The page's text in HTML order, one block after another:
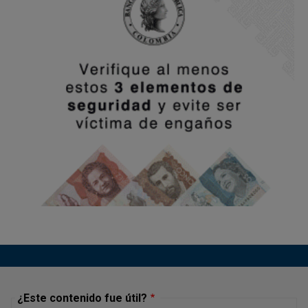
El marco de gobierno, la arquitectura de control y
administración de riesgos del Banco de la República se
participación i) una línea estratégica conformada por la
Junta Directiva, el Consejo de Administración, el Comité
de Auditoría, el Comité de Riesgos, el Comité Institucional
de Coordinación de Control Interno y la Alta Gerencia, ii) la
negocio y líderes de proceso; su rol principal es la toma
de riesgos y el autocontrol, siendo los responsables
principales de la mitigación de los riesgos y de la
efectividad de los controles operativos; iii) la segunda
manera independiente a la primera línea y, iv) la tercera
¿Este contenido fue útil?